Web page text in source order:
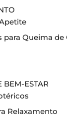
para Queima de
BEM-ESTAR
Relaxamento